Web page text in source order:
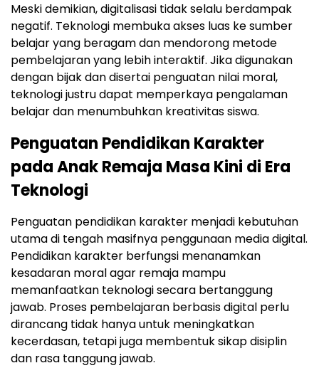
Meski demikian, digitalisasi tidak selalu berdampak
negatif. Teknologi membuka akses luas ke sumber
belajar yang beragam dan mendorong metode
pembelajaran yang lebih interaktif. Jika digunakan
dengan bijak dan disertai penguatan nilai moral,
teknologi justru dapat memperkaya pengalaman
belajar dan menumbuhkan kreativitas siswa.
Penguatan Pendidikan Karakter
pada Anak Remaja Masa Kini di Era
Teknologi
Penguatan pendidikan karakter menjadi kebutuhan
utama di tengah masifnya penggunaan media digital.
Pendidikan karakter berfungsi menanamkan
kesadaran moral agar remaja mampu
memanfaatkan teknologi secara bertanggung
jawab. Proses pembelajaran berbasis digital perlu
dirancang tidak hanya untuk meningkatkan
kecerdasan, tetapi juga membentuk sikap disiplin
dan rasa tanggung jawab.